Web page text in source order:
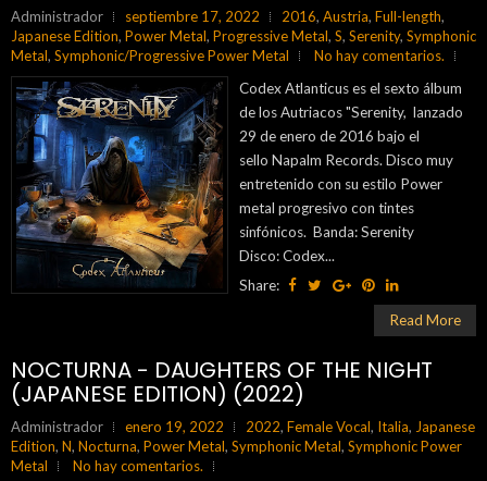
Administrador septiembre 17, 2022 2016, Austria, Full-length,
Japanese Edition, Power Metal, Progressive Metal, S, Serenity, Symphonic
Metal, Symphonic/Progressive Power Metal
No hay comentarios.
Codex Atlanticus es el sexto álbum
de los Autriacos "Serenity, lanzado
29 de enero de 2016 bajo el
sello Napalm Records. Disco muy
entretenido con su estilo Power
metal progresivo con tintes
sinfónicos. Banda: Serenity
Disco: Codex...
Share:
Read More
NOCTURNA - DAUGHTERS OF THE NIGHT
(JAPANESE EDITION) (2022)
Administrador enero 19, 2022 2022, Female Vocal, Italia, Japanese
Edition, N, Nocturna, Power Metal, Symphonic Metal, Symphonic Power
Metal
No hay comentarios.